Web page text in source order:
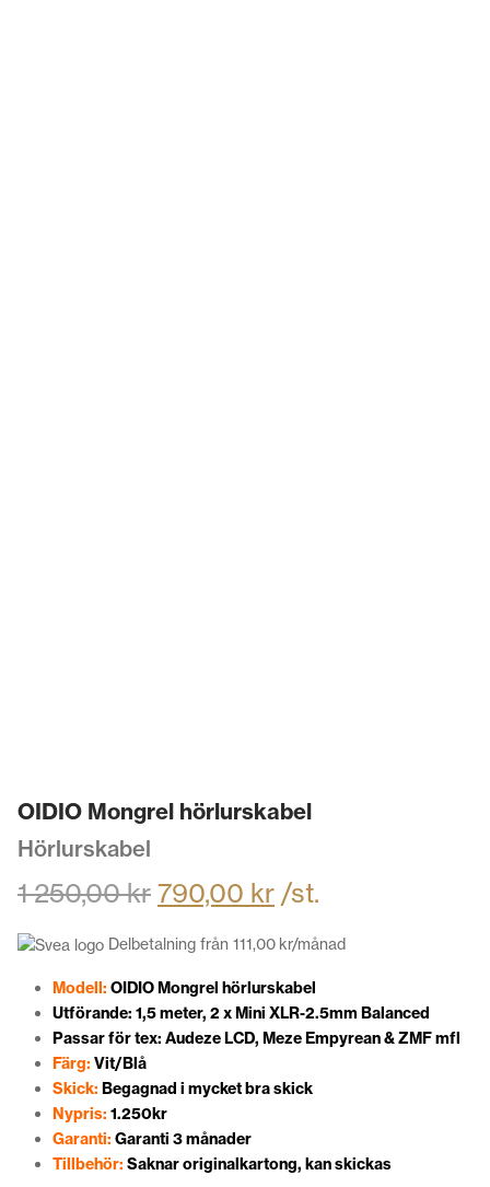
OIDIO Mongrel hörlurskabel
Hörlurskabel
1 250,00kr 790,00 kr /st.
Delbetalning från 111,00 kr/månad
Modell: OIDIO Mongrel hörlurskabel
Utförande: 1,5 meter, 2 x Mini XLR-2.5mm Balanced
Passar för tex: Audeze LCD, Meze Empyrean & ZMF mfl
Färg: Vit/Blå
Skick: Begagnad i mycket bra skick
Nypris: 1.250kr
Garanti: Garanti 3 månader
Tillbehör: Saknar originalkartong, kan skickas